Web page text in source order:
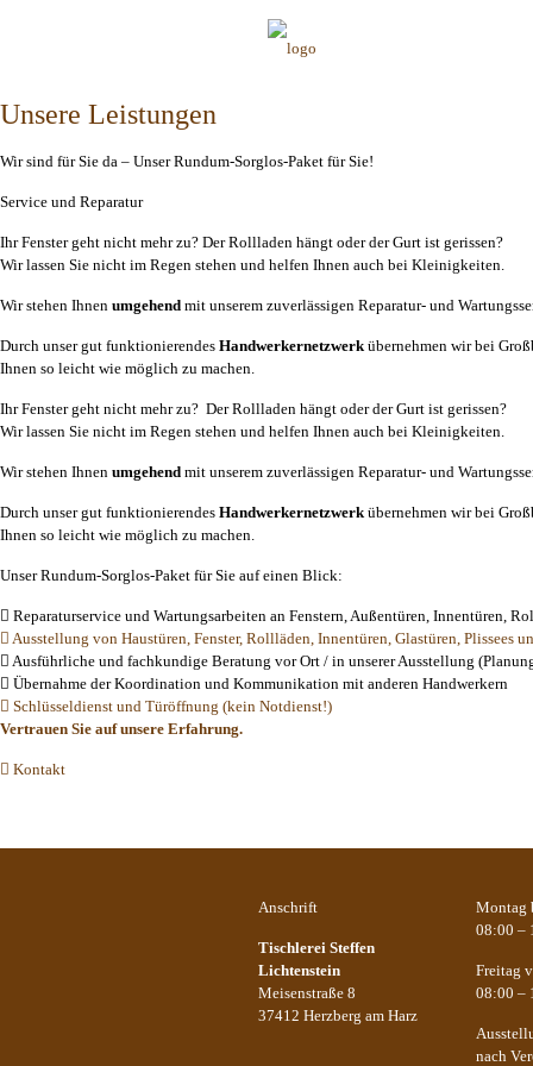
Unsere Leistungen
Wir sind für Sie da – Unser Rundum-Sorglos-Paket für Sie!
Service und Reparatur
Ihr Fenster geht nicht mehr zu? Der Rollladen hängt oder der Gurt ist gerissen?
Wir lassen Sie nicht im Regen stehen und helfen Ihnen auch bei Kleinigkeiten.
Wir stehen Ihnen umgehend mit unserem zuverlässigen Reparatur- und
Durch unser gut funktionierendes Handwerkernetzwerkübernehmen wir bei
Ihnen so leicht wie möglich zu machen.
Ihr Fenster geht nicht mehr zu? Der Rollladen hängt oder der Gurt ist gerissen?
Wir lassen Sie nicht im Regen stehen und helfen Ihnen auch bei Kleinigkeiten.
Wir stehen Ihnen umgehend mit unserem zuverlässigen Reparatur- und
Durch unser gut funktionierendes Handwerkernetzwerkübernehmen wir bei
Ihnen so leicht wie möglich zu machen.
Unser Rundum-Sorglos-Paket für Sie auf einen Blick:
Reparaturservice und Wartungsarbeiten an Fenstern, Außentüren, Innentüren,
Ausstellung von Haustüren, Fenster, Rollläden, Innentüren, Glastüren, Plissees
Ausführliche und fachkundige Beratung vor Ort / in unserer Ausstellung
Übernahme der Koordination und Kommunikation mit anderen Handwerkern
Schlüsseldienst und Türöffnung (kein Notdienst!)
Vertrauen Sie auf unsere Erfahrung.
Kontakt
Anschrift
Tischlerei Steffen
Lichtenstein
Meisenstraße 8
37412 Herzberg am Harz
Montag
08:00 –
Freitag
08:00 –
nach